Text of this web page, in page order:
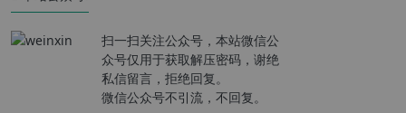
扫一扫关注公众号，本站微信公
众号仅用于获取解压密码，谢绝
私信留言，拒绝回复。
微信公众号不引流，不回复。